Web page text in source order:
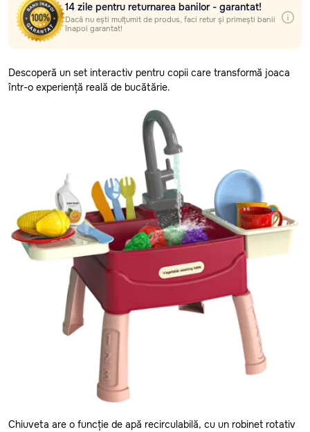
14 zile pentru returnarea banilor - garantat!
Dacă nu ești mulțumit de produs, faci retur și primești banii
înapoi garantat!
Descoperă un set interactiv pentru copii care transformă joaca
într-o experiență reală de bucătărie.
Chiuveta are o funcție de apă recirculabilă, cu un robinet rotativ
Urmărește comanda live pe site!
Peste 10 000 de clienți mulțumiți!
online
14 zile pentru returnarea banilor - garantat!
Dacă nu ești mulțumit de produs, faci retur și primești banii
Cahul